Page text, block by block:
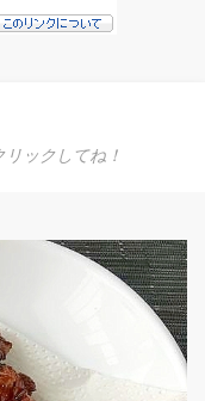
ックしてね！
浸水なし、
ほとんどが
て、食べ飽